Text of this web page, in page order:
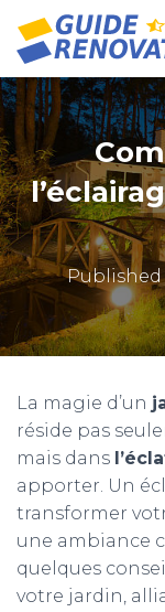
La magie d’un
réside pas
mais dans
apporter. Un
transformer
une ambiance
quelques
votre jardin,